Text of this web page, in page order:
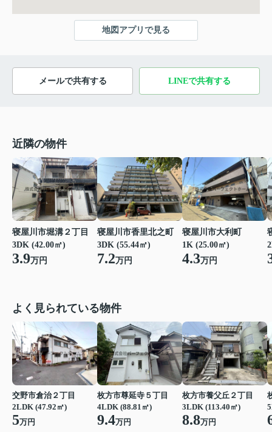
地図アプリで見る
メールで共有する LINEで共有する
近隣の物件
寝屋川市堀溝２丁目
3DK (42.00㎡)
3.9万円
寝屋川市香里北之町
3DK (55.44㎡)
7.2万円
寝屋川市大利町
1K (25.00㎡)
4.3万円
よく見られている物件
交野市倉治２丁目
2LDK (47.92㎡)
5万円
枚方市尊延寺５丁目
4LDK (88.81㎡)
9.4万円
枚方市養父丘２丁目
3LDK (113.40㎡)
8.8万円